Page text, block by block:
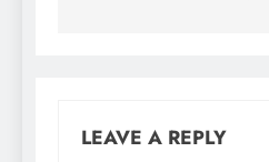
LEAVE A REPLY